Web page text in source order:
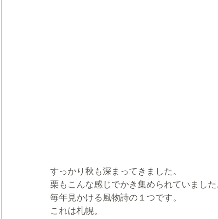
すっかり秋も深まってきました。
栗もこんな感じでかき集められていまし
毎年見かける風物詩の１つです。
これは札幌。